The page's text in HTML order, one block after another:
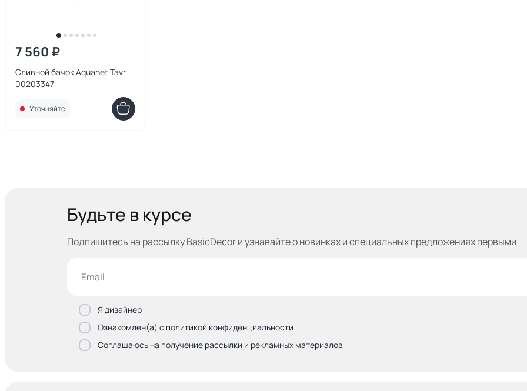
7 560 ₽
Сливной бачок Aquanet Tavr
00203347
Уточняйте
Будьте в курсе
Подпишитесь на рассылку BasicDecor и узнавайтео новинках и специальных предложениях первыми
Я дизайнер
Ознакомлен(а) с политикой конфиденциальности
Соглашаюсь на получение рассылки и рекламных материалов